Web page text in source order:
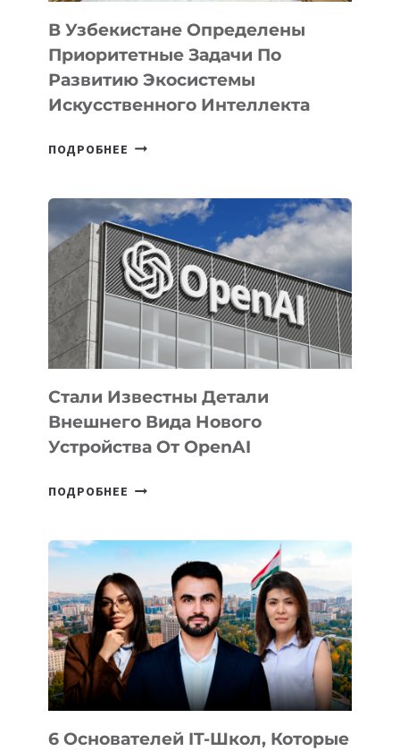
В Узбекистане Определены
Приоритетные Задачи По
Развитию Экосистемы
Искусственного Интеллекта
ПОДРОБНЕЕ В
ПРИОРИТЕТНЫЕ
ЗАДАЧИ
ПО
РАЗВИТИЮ
ЭКОСИСТЕМЫ
ИСКУССТВЕННОГО
ИНТЕЛЛЕКТА
Стали Известны Детали
Внешнего Вида Нового
Устройства От OpenAI
ПОДРОБНЕЕ СТАЛИ
ВНЕШНЕГО
ВИДА
НОВОГО
УСТРОЙСТВА
ОТ
OPENAI
6 Основателей IT-Школ, Которые